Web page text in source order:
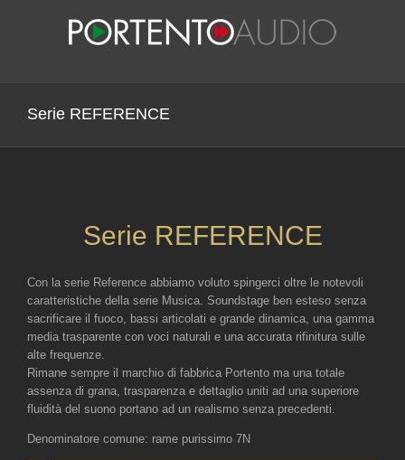
Serie REFERENCE
Serie REFERENCE
Con la serie Reference abbiamo voluto spingerci oltre le notevoli
caratteristiche della serie Musica. Soundstage ben esteso senza
sacrificare il fuoco, bassi articolati e grande dinamica, una gamma
media trasparente con voci naturali e una accurata rifinitura sulle
alte frequenze.
Rimane sempre il marchio di fabbrica Portento ma una totale
assenza di grana, trasparenza e dettaglio uniti ad una superiore
fluidità del suono portano ad un realismo senza precedenti.
Denominatore comune: rame purissimo 7N